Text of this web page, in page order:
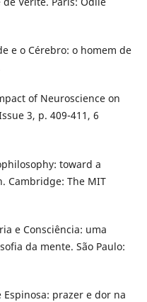
e o Cérebro: o homem de
of Neuroscience on
3, p. 409-411, 6
toward a
Cambridge: The MIT
e Consciência: uma
da mente. São Paulo:
Espinosa: prazer e dor na